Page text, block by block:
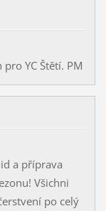
YC Štětí. PM
a příprava
Všichni
po celý